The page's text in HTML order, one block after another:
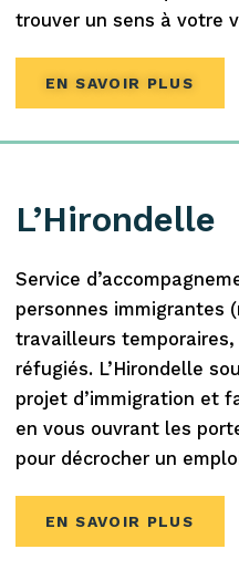
trouver un sens à votre
EN SAVOIR PLUS
L’Hirondelle
Service
personnes immigrantes
travailleurs
réfugiés. L’Hirondelle
projet d’immigration et
en vous ouvrant les
pour décrocher un
EN SAVOIR PLUS